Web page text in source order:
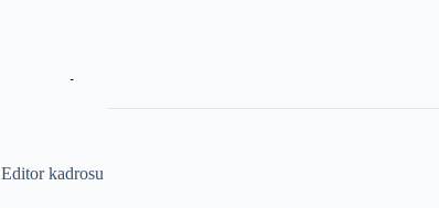
Editor kadrosu